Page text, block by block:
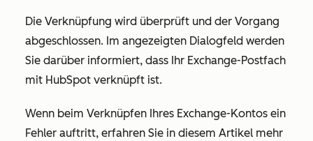
Die Verknüpfung wird überprüft und der Vorgang
abgeschlossen. Im angezeigten Dialogfeld werden
Sie darüber informiert, dass Ihr Exchange-Postfach
mit HubSpot verknüpft ist.
Wenn beim Verknüpfen Ihres Exchange-Kontos ein
Fehler auftritt, erfahren Sie in diesem Artikel mehr